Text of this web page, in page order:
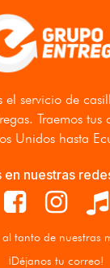
el servicio de
Traemos tus
Unidos hasta
en nuestras
tanto de nuestras
¡Déjanos tu correo!